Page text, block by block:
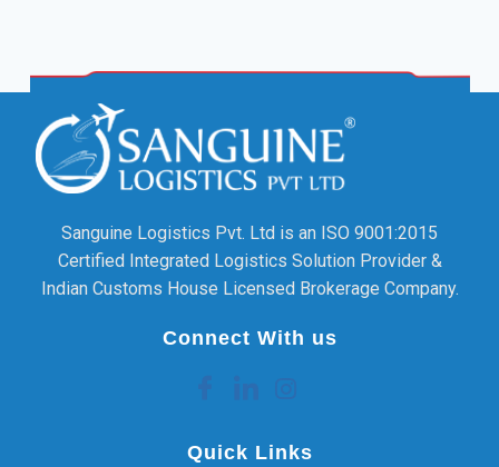
Sanguine Logistics Pvt. Ltd is an ISO 9001:2015
Certified Integrated Logistics Solution Provider &
Indian Customs House Licensed Brokerage Company.
Connect With us
Quick Links